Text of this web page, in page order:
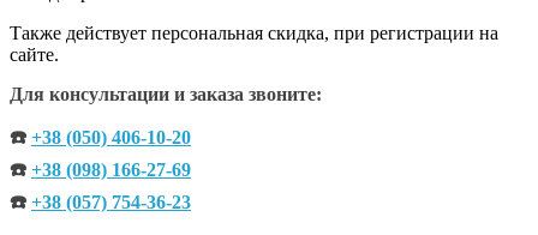
Также действует персональная скидка, при регистрации на
сайте.
Для консультации и заказа звоните:
☎️ +38 (050) 406-10-20
☎️ +38 (098) 166-27-69
☎️ +38 (057) 754-36-23